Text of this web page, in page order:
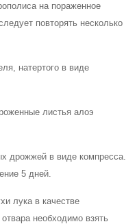
на пораженное
повторять несколько
натертого в виде
листья алоэ
дрожжей в виде компресса.
5 дней.
лука в качестве
необходимо взять